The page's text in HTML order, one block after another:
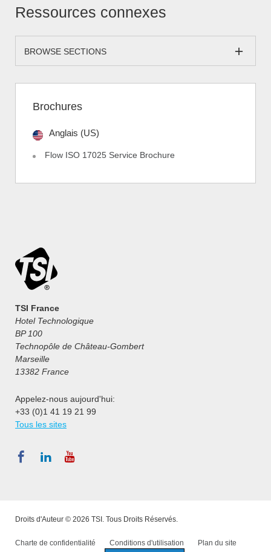
Ressources connexes
BROWSE SECTIONS
Brochures
Anglais (US)
Flow ISO 17025 Service Brochure
TSI France
Hotel Technologique
BP 100
Technopôle de Château-Gombert
Marseille
13382 France
Appelez-nous aujourd'hui:
+33 (0)1 41 19 21 99
Tous les sites
Droits d'Auteur © 2026 TSI. Tous Droits Réservés.
Charte de confidentialité Conditions d'utilisation Plan du site